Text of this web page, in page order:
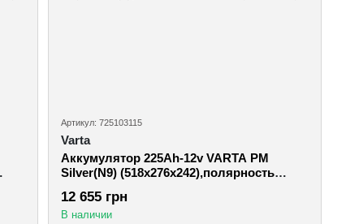
Артикул: 725103115
Varta
Аккумулятор 225Ah-12v VARTA PM
Silver(N9) (518x276x242),полярность
12 655 грн
В наличии